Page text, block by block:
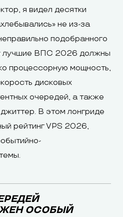
я видел десятки
не из-за
подобранного
лучшие ВПС 2026 должны
процессорную мощность,
дисковых
очередей, а также
В этом лонгриде
рейтинг VPS 2026,
ОСОБЫЙ